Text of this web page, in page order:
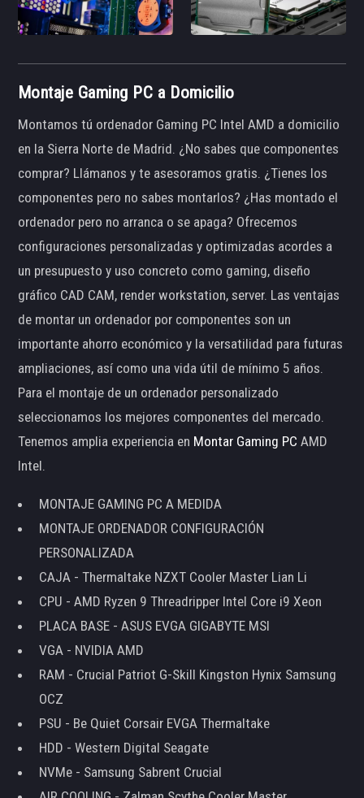
Montaje Gaming PC a Domicilio
Montamos tú ordenador Gaming PC Intel AMD a domicilio
en la Sierra Norte de Madrid. ¿No sabes que componentes
comprar? Llámanos y te asesoramos gratis. ¿Tienes los
componentes pero no sabes montarlos? ¿Has montado el
ordenador pero no arranca o se apaga? Ofrecemos
configuraciones personalizadas y optimizadas acordes a
un presupuesto y uso concreto como gaming, diseño
gráfico CAD CAM, render workstation, server. Las ventajas
de montar un ordenador por componentes son un
importante ahorro económico y la versatilidad para futuras
ampliaciones, así como una vida útil de mínimo 5 años.
Para el montaje de un ordenador personalizado
seleccionamos los mejores componentes del mercado.
Tenemos amplia experiencia en Montar Gaming PC AMD
Intel.
MONTAJE GAMING PC A MEDIDA
MONTAJE ORDENADOR CONFIGURACIÓN
PERSONALIZADA
CAJA - Thermaltake NZXT Cooler Master Lian Li
CPU - AMD Ryzen 9 Threadripper Intel Core i9 Xeon
PLACA BASE - ASUS EVGA GIGABYTE MSI
VGA - NVIDIA AMD
RAM - Crucial Patriot G-Skill Kingston Hynix Samsung
OCZ
PSU - Be Quiet Corsair EVGA Thermaltake
HDD - Western Digital Seagate
NVMe - Samsung Sabrent Crucial